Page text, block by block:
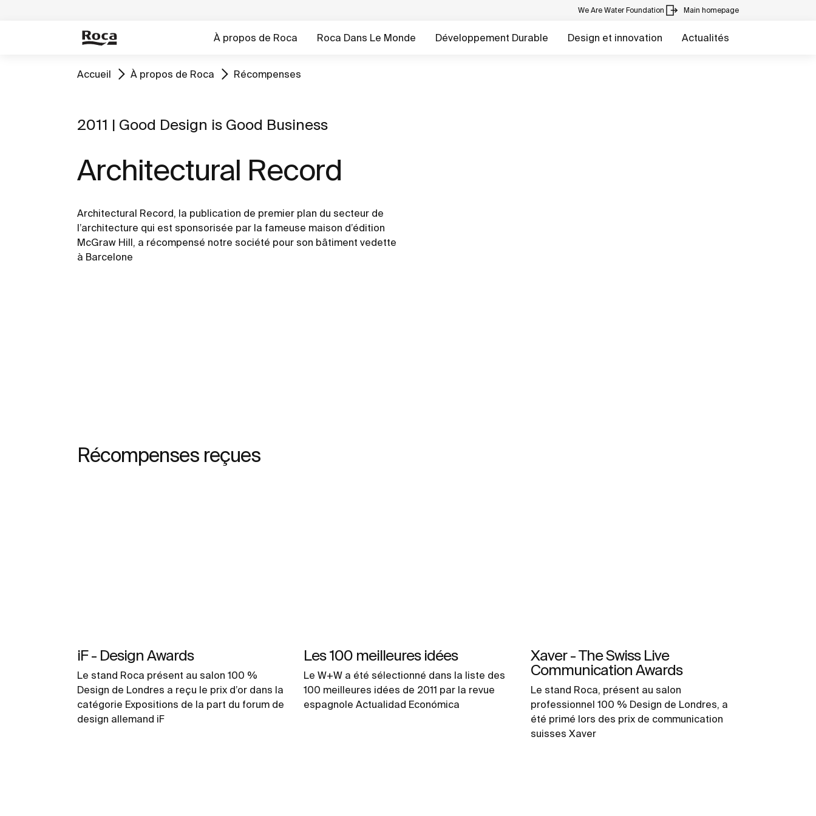
We Are Water Foundation Main homepage
À propos de Roca Roca Dans Le Monde Développement Durable Design et innovation Actualités
Accueil À propos de Roca Récompenses
2011 | Good Design is Good Business
Architectural Record
Architectural Record, la publication de premier plan du secteur de
l’architecture qui est sponsorisée par la fameuse maison d’édition
McGraw Hill, a récompensé notre société pour son bâtiment vedette
à Barcelone
Récompenses reçues
iF - Design Awards
Le stand Roca présent au salon 100 %
Design de Londres a reçu le prix d’or dans la
catégorie Expositions de la part du forum de
design allemand iF
Les 100 meilleures idées
Le W+W a été sélectionné dans la liste des
100 meilleures idées de 2011 par la revue
espagnole Actualidad Económica
Xaver - The Swiss Live
Communication Awards
Le stand Roca, présent au salon
professionnel 100 % Design de Londres, a
été primé lors des prix de communication
suisses Xaver